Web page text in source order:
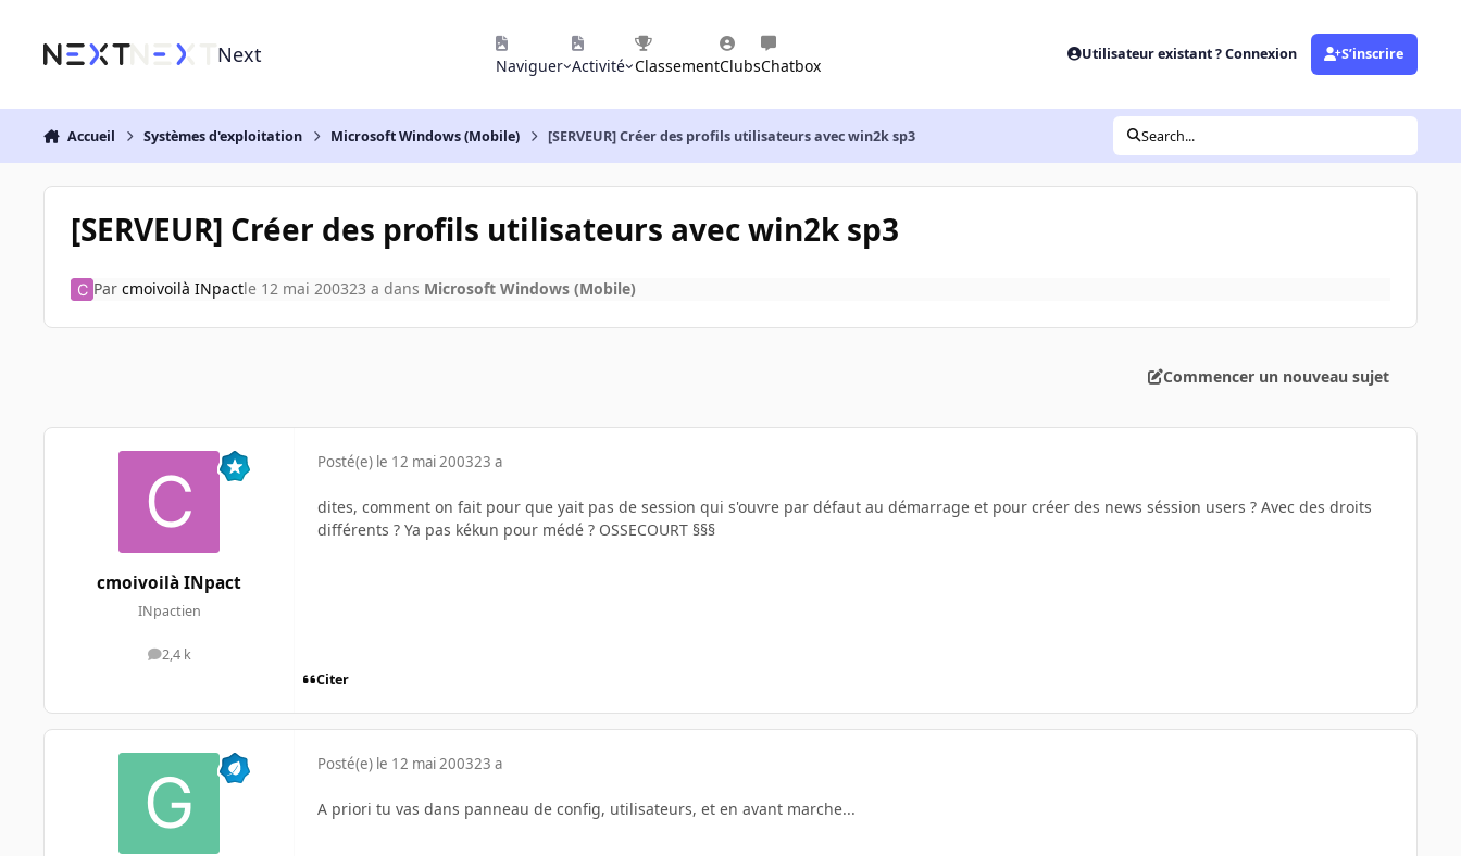
Next Naviguer Activité ClassementClubsChatbox
Utilisateur existant ? Connexion S’inscrire
Accueil Systèmes d'exploitation Microsoft Windows (Mobile) [SERVEUR] Créer des profils utilisateurs avec win2k sp3 Search...
[SERVEUR] Créer des profils utilisateurs avec win2k sp3
Par cmoivoilà INpactle 12 mai 200323 a dans Microsoft Windows (Mobile)
Commencer un nouveau sujet
cmoivoilà INpact
INpactien
2,4 k
messages
Posté(e) le 12 mai 200323 a
dites, comment on fait pour que yait pas de session qui s'ouvre par défaut au démarrage et pour créer des news séssion users ? Avec des droits
différents ? Ya pas kékun pour médé ? OSSECOURT §§§
Citer
Posté(e) le 12 mai 200323 a
A priori tu vas dans panneau de config, utilisateurs, et en avant marche...